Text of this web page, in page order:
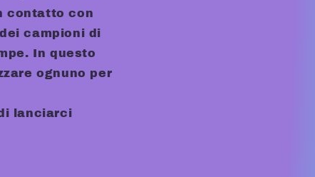
contatto con
campioni di
In questo
ognuno per
lanciarci